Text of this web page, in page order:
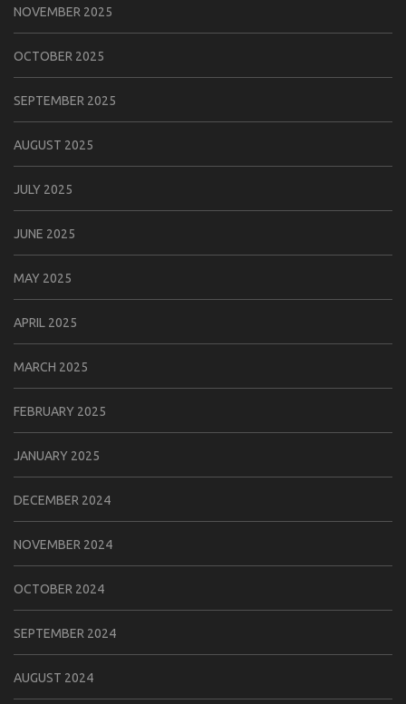
NOVEMBER 2025
OCTOBER 2025
SEPTEMBER 2025
AUGUST 2025
JULY 2025
JUNE 2025
MAY 2025
APRIL 2025
MARCH 2025
FEBRUARY 2025
JANUARY 2025
DECEMBER 2024
NOVEMBER 2024
OCTOBER 2024
SEPTEMBER 2024
AUGUST 2024